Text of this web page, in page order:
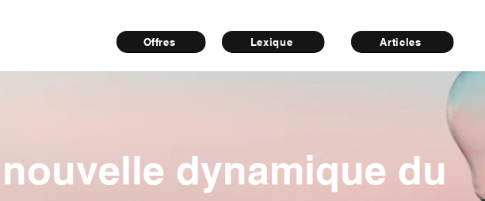
Offres Lexique Articles
dynamique du